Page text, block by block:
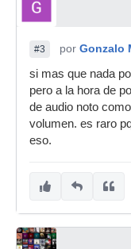
#3 por Gonzalo
si mas que nada
pero a la hora de
de audio noto
volumen. es raro
eso.